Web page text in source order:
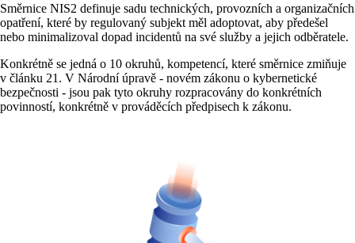
Směrnice NIS2 definuje sadu technických, provozních a organizačních
opatření, které by regulovaný subjekt měl adoptovat, aby předešel
nebo minimalizoval dopad incidentů na své služby a jejich odběratele.
Konkrétně se jedná o 10 okruhů, kompetencí, které směrnice zmiňuje
v článku 21. V Národní úpravě - novém zákonu o kybernetické
bezpečnosti - jsou pak tyto okruhy rozpracovány do konkrétních
povinností, konkrétně v prováděcích předpisech k zákonu.